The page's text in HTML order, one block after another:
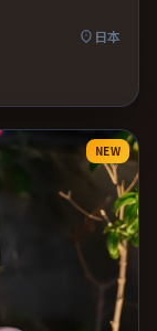
日本
NEW